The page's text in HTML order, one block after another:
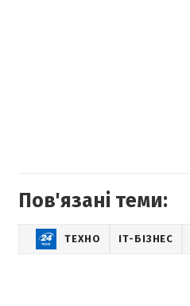
Пов'язані теми:
ТЕХНО IT-БІЗНЕС